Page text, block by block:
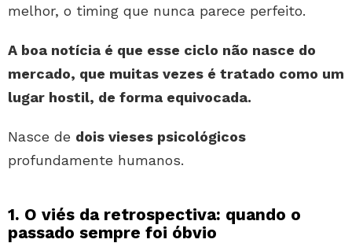
melhor, o timing que nunca parece perfeito.
A boa notícia é que esse ciclo não nasce do
mercado, que muitas vezes é tratado como um
lugar hostil, de forma equivocada.
Nasce de dois vieses psicológicos
profundamente humanos.
1. O viés da retrospectiva: quando o
passado sempre foi óbvio